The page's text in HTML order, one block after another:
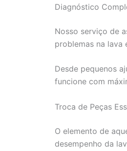
Diagnóstico
Nosso serviço de
problemas na lava
Desde pequenos
funcione com
Troca de Peças
O elemento de
desempenho da